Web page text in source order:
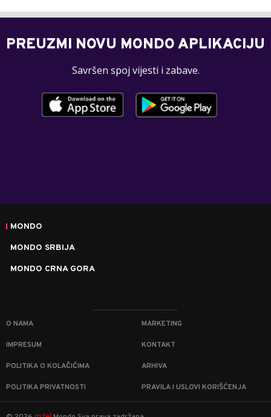
PREUZMI NOVU MONDO APLIKACIJU
Savršen spoj vijesti i zabave.
MONDO
MONDO SRBIJA
MONDO CRNA GORA
O NAMA MARKETING
IMPRESUM KONTAKT
POLITIKA O KOLAČIĆIMA ARHIVA
POLITIKA PRIVATNOSTI PRAVILA I USLOVI KORIŠĆENJA